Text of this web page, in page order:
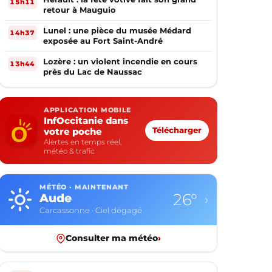
retour à Mauguio
14h37
Lunel : une pièce du musée Médard
exposée au Fort Saint-André
13h44
Lozère : un violent incendie en cours
près du Lac de Naussac
APPLICATION MOBILE
InfOccitanie dans
votre poche
Alertes en temps réel,
météo & trafic
Télécharger
MÉTÉO · MAINTENANT
Aude
Carcassonne · Ciel dégagé
26° ›
Consulter ma météo›